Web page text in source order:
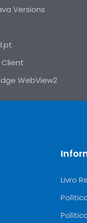
Versions
Client
WebView2
Livro